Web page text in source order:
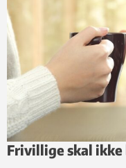
Frivillige skal ikke